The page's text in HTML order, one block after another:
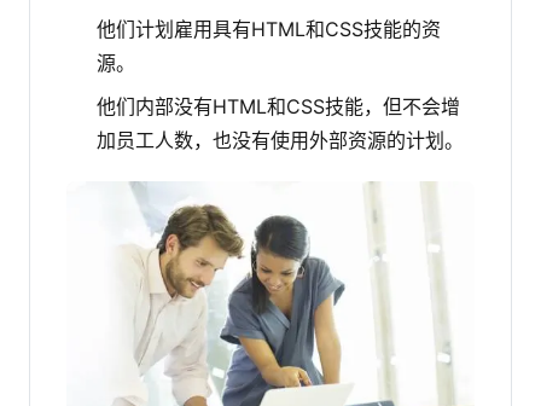
他们计划雇用具有HTML和CSS技能的资
源。
他们内部没有HTML和CSS技能，但不会增
加员工人数，也没有使用外部资源的计划。